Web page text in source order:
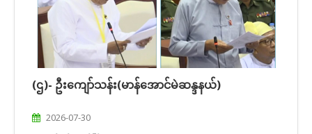
(ဌ)- ဦးကျော်သန်း(မာန်အောင်မဲဆန္ဒနယ်)
2026-07-30